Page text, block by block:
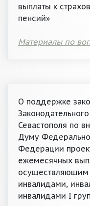
выплаты к
пенсий»
Материалы по
О поддержке
Севастополя по
Думу
Федерации
ежемесячных
осуществляющим
инвалидами,
инвалидами I